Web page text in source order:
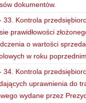
dokumentów.
33. Kontrola
prawidłowości
o wartości
w roku poprzednim.
34. Kontrola
uprawnienia do
wydane przez